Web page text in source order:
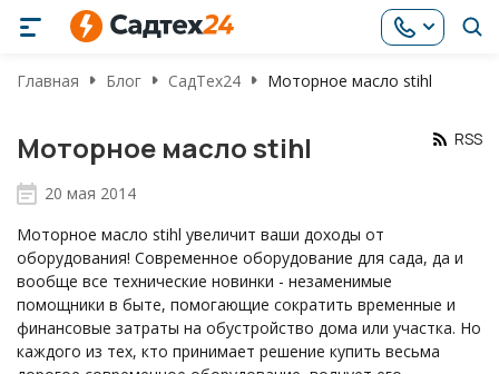
Главная Блог СадТех24 Моторное масло stihl
Моторное масло stihl RSS
20 мая 2014
Моторное масло stihl увеличит ваши доходы от
оборудования! Современное оборудование для сада, да и
вообще все технические новинки - незаменимые
помощники в быте, помогающие сократить временные и
финансовые затраты на обустройство дома или участка. Но
каждого из тех, кто принимает решение купить весьма